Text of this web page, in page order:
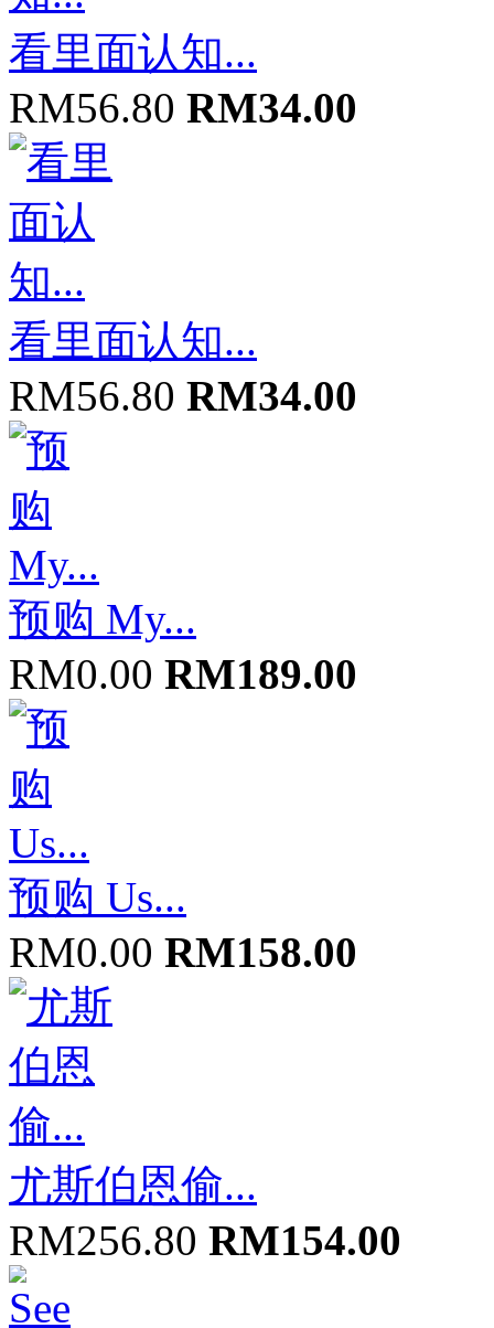
看里面认知...
RM56.80 RM34.00
看里面认知...
RM56.80 RM34.00
预购 My...
RM0.00 RM189.00
预购 Us...
RM0.00 RM158.00
尤斯伯恩偷...
RM256.80 RM154.00